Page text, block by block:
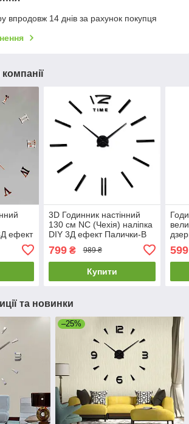
впродовж 14 днів за рахунок покупця
ефект
100
3D Годинник настінний
130 см NC (Чехія) наліпка
DIY 3Д ефект Палички-B
799₴ 989 ₴
Купити
599
та новинки
–25%